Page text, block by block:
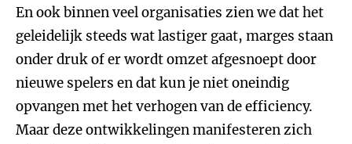
En ook binnen veel organisaties zien we dat het
geleidelijk steeds wat lastiger gaat, marges staan
onder druk of er wordt omzet afgesnoept door
nieuwe spelers en dat kun je niet oneindig
opvangen met het verhogen van de efficiency.
Maar deze ontwikkelingen manifesteren zich